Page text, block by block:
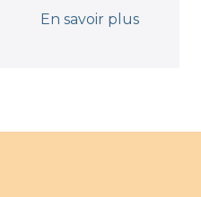
En savoir plus